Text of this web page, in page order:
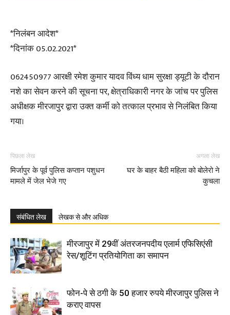
*निलंबन आदेश*
*दिनांक 05.02.2021*
062450977 आरक्षी रमेश कुमार यादव विंध्य धाम सुरक्षा ड्यूटी के दौरान
नशे का सेवन करने की सूचना पर, क्षेत्राधिकारी नगर के जांच पर पुलिस
अधीक्षक मीरजापुर द्वारा उक्त कर्मी को तत्काल प्रभाव से निलंबित किया
गया।
पिछला लेख
मिर्जापुर के पूर्व पुलिस कप्तान पशुधन
मामले में जेल भेजे गए
अगला लेख
घर के बाहर बैठी महिला को बोलेरो ने
कुचला
संबंधित लेख लेखक से और अधिक
मीरजापुर में 29वीं अंतरजनपदीय एलार्म एफिसिएंसी
रेस/शूटिंग प्रतियोगिता का समापन
फोन-पे से ठगी के 50 हजार रुपये मीरजापुर पुलिस ने
कराए वापस